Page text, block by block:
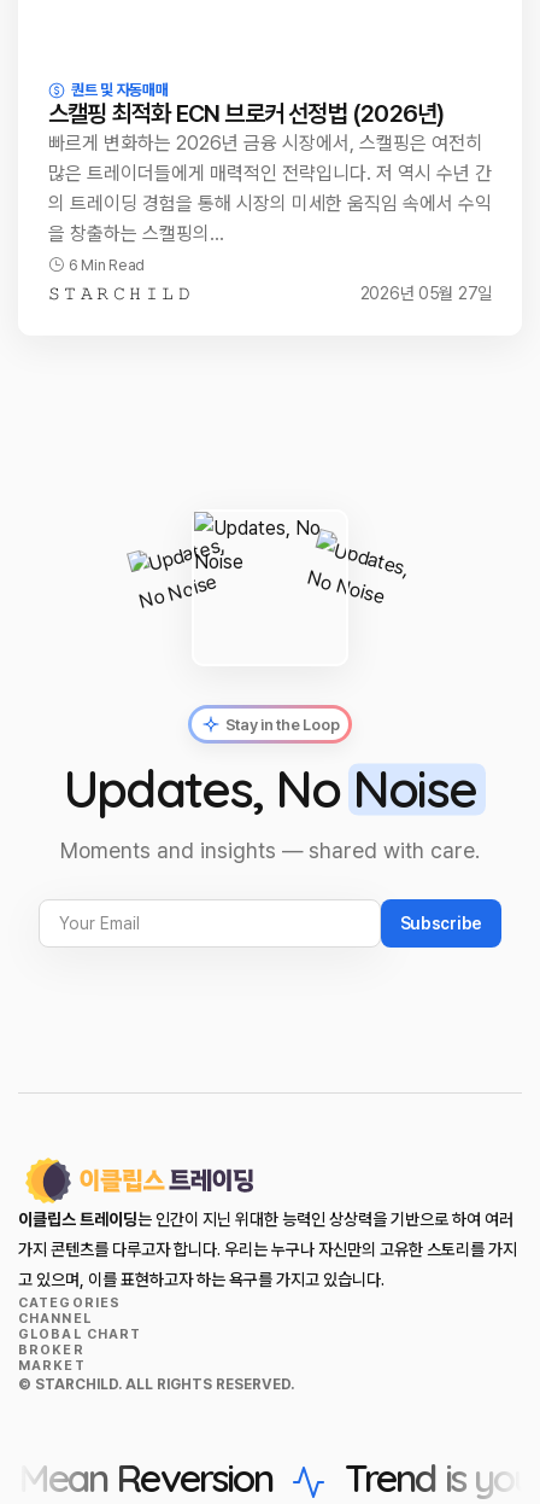
퀀트 및 자동매매
스캘핑 최적화 ECN 브로커 선정법 (2026년)
빠르게 변화하는 2026년 금융 시장에서, 스캘핑은 여전히
많은 트레이더들에게 매력적인 전략입니다. 저 역시 수년 간
의 트레이딩 경험을 통해 시장의 미세한 움직임 속에서 수익
을 창출하는 스캘핑의…
6 Min Read
𝚂 𝚃 𝙰 𝚁 𝙲 𝙷 𝙸 𝙻 𝙳 2026년 05월 27일
Stay in the Loop
Updates, NoNoise
Moments and insights — shared with care.
Subscribe
이클립스 트레이딩는 인간이 지닌 위대한 능력인 상상력을 기반으로 하여 여러
가지 콘텐츠를 다루고자 합니다. 우리는 누구나 자신만의 고유한 스토리를 가지
고 있으며, 이를 표현하고자 하는 욕구를 가지고 있습니다.
CATEGORIES
CHANNEL
GLOBAL CHART
BROKER
MARKET
© STARCHILD. ALL RIGHTS RESERVED.
Mean Reversion Trend is